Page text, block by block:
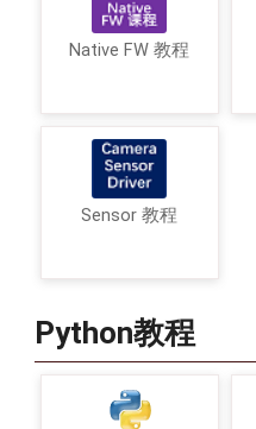
Native FW 教程
Sensor 教程
Python教程